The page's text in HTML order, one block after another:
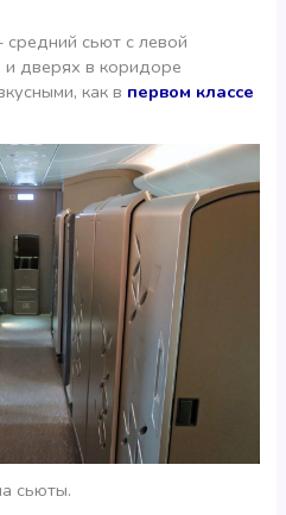
сьют с левой
и дверях в коридоре
как в первом классе
сьюты.